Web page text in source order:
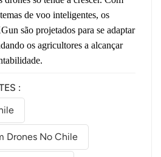
de voo inteligentes, os
são projetados para se adaptar
os agricultores a alcançar
:
Drones No Chile